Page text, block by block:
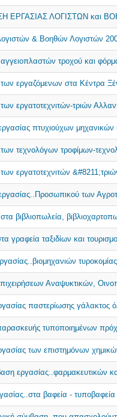
ΕΡΓΑΣΙΑΣ ΛΟΓΙΣΤΩΝ και
& Βοηθών Λογιστών
τροχού και
εργαζόμενων στα Κέντρα
εργατοτεχνιτών-τριών
πτυχιούχων
τεχνολόγων τροφίμων-
εργατοτεχνιτών
των
βιβλιοπωλεία,
γραφεία ταξιδίων και
Αναψυκτικών,
παστερίωσης γάλακτος
τυποποιημένων
των επιστημόνων
εργασίας..φαρμακευτικών
βαφεία - τυποβαφεία